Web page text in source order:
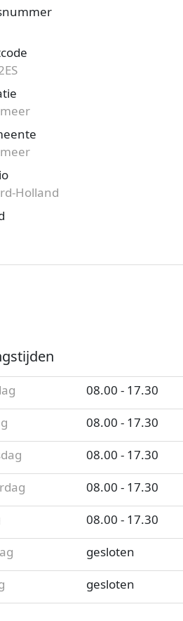
Holland
08.00 - 17.30
08.00 - 17.30
08.00 - 17.30
08.00 - 17.30
08.00 - 17.30
gesloten
gesloten